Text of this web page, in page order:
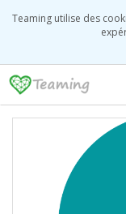
Teaming utilise des